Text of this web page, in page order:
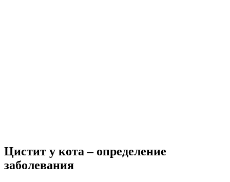
Цистит у кота – определение
заболевания